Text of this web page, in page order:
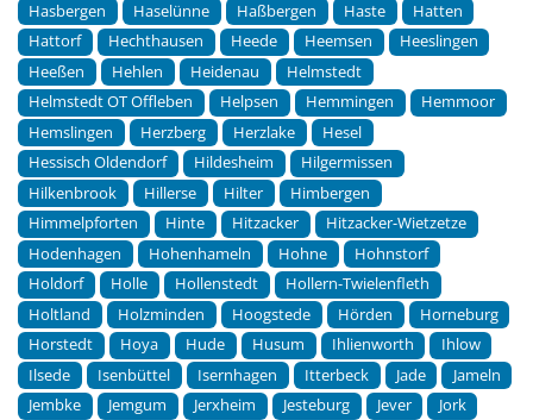
Hasbergen Haselünne Haßbergen Haste
Hatten
Hattorf
Hechthausen Heede Heemsen
Heeslingen
Heeßen
Hehlen Heidenau
Helmstedt
Helmstedt OT Offleben
Helpsen Hemmingen
Hemmoor
Hemslingen
Herzberg Herzlake
Hesel
Hessisch Oldendorf
Hildesheim
Hilgermissen
Hilkenbrook
Hillerse Hilter
Himbergen
Himmelpforten
Hinte Hitzacker
Hitzacker-Wietzetze
Hodenhagen
Hohenhameln Hohne
Hohnstorf
Holdorf
Holle Hollenstedt
Hollern-Twielenfleth
Holtland
Holzminden Hoogstede Hörden
Horneburg
Horstedt
Hoya Hude Husum Ihlienworth
Ihlow
Ilsede
Isenbüttel Isernhagen Itterbeck Jade
Jameln
Jembke
Jemgum Jerxheim Jesteburg Jever
Jork